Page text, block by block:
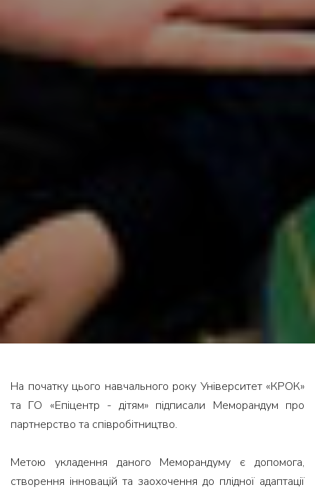
На початку цього навчального року Університет «КРОК»
та ГО «Епіцентр - дітям» підписали Меморандум про
партнерство та співробітництво.
Метою укладення даного Меморандуму є допомога,
створення інновацій та заохочення до плідної адаптації